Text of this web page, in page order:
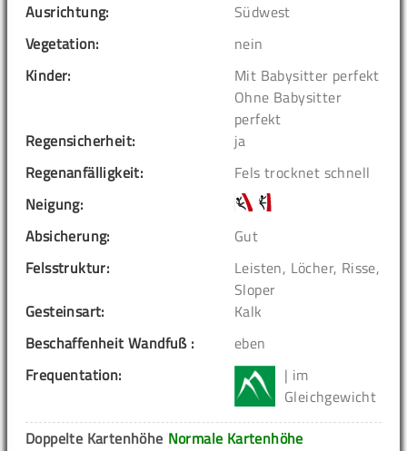
Ausrichtung:
Südwest
Vegetation:
nein
Kinder:
Mit Babysitter perfekt
Ohne Babysitter
perfekt
Regensicherheit:
ja
Regenanfälligkeit:
Fels trocknet schnell
Neigung:
Absicherung:
Gut
Felsstruktur:
Leisten, Löcher, Risse,
Sloper
Gesteinsart:
Kalk
Beschaffenheit Wandfuß :
eben
Frequentation:
| im
Gleichgewicht
Normale Kartenhöhe
Doppelte Kartenhöhe